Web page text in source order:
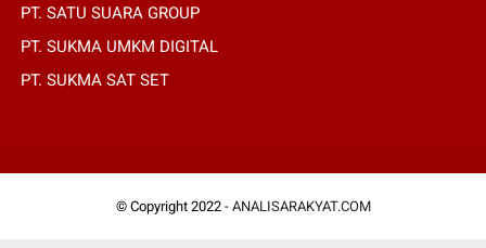
PT. SATU SUARA GROUP
PT. SUKMA UMKM DIGITAL
PT. SUKMA SAT SET
© Copyright 2022 - ANALISARAKYAT.COM